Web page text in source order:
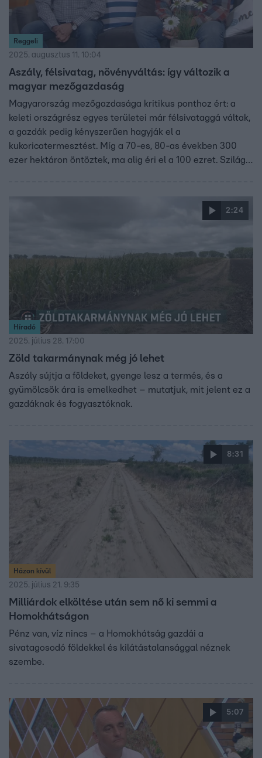
Reggeli
2025. augusztus 11. 10:04
Aszály, félsivatag, növényváltás: így változik a
magyar mezőgazdaság
Magyarország mezőgazdasága kritikus ponthoz ért: a
keleti országrész egyes területei már félsivataggá váltak,
a gazdák pedig kényszerűen hagyják el a
kukoricatermesztést. Míg a 70-es, 80-as években 300
ezer hektáron öntöztek, ma alig éri el a 100 ezret. Szilágyi
klímaváltozás kihívásaira – és miért kényszerülnek a
2:24
Híradó
2025. július 28. 17:00
Zöld takarmánynak még jó lehet
Aszály sújtja a földeket, gyenge lesz a termés, és a
gyümölcsök ára is emelkedhet – mutatjuk, mit jelent ez a
gazdáknak és fogyasztóknak.
8:31
Házon kívül
2025. július 21. 9:35
Milliárdok elköltése után sem nő ki semmi a
Homokhátságon
Pénz van, víz nincs – a Homokhátság gazdái a
sivatagosodó földekkel és kilátástalansággal néznek
szembe.
5:07